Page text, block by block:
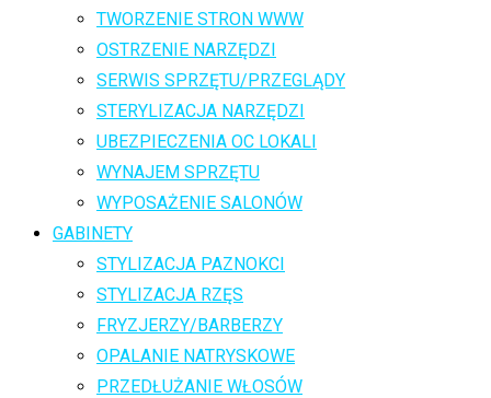
TWORZENIE STRON WWW
OSTRZENIE NARZĘDZI
SERWIS SPRZĘTU/PRZEGLĄDY
STERYLIZACJA NARZĘDZI
UBEZPIECZENIA OC LOKALI
WYNAJEM SPRZĘTU
WYPOSAŻENIE SALONÓW
GABINETY
STYLIZACJA PAZNOKCI
STYLIZACJA RZĘS
FRYZJERZY/BARBERZY
OPALANIE NATRYSKOWE
PRZEDŁUŻANIE WŁOSÓW